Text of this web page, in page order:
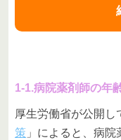
1-1.病院薬剤師の年
厚生労働省が公開し
策 」によると、病